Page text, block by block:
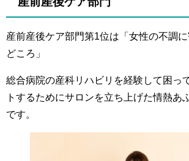
産前産後ケア部門第1位は「女性の不調
どころ」
総合病院の産科リハビリを経験して困っ
トするためにサロンを立ち上げた情熱あ
です。